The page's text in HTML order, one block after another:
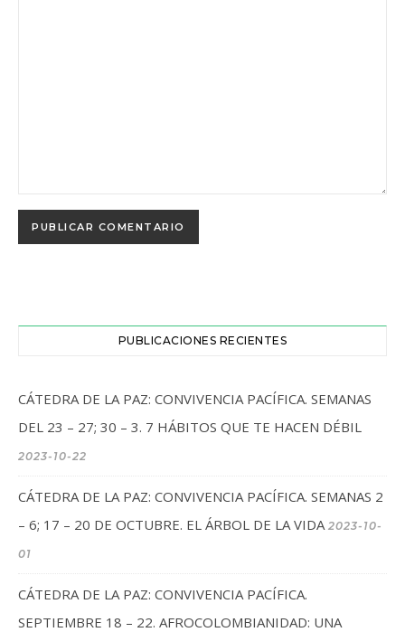
PUBLICACIONES RECIENTES
CÁTEDRA DE LA PAZ: CONVIVENCIA PACÍFICA. SEMANAS
DEL 23 – 27; 30 – 3. 7 HÁBITOS QUE TE HACEN DÉBIL
2023-10-22
CÁTEDRA DE LA PAZ: CONVIVENCIA PACÍFICA. SEMANAS 2
– 6; 17 – 20 DE OCTUBRE. EL ÁRBOL DE LA VIDA 2023-10-
01
CÁTEDRA DE LA PAZ: CONVIVENCIA PACÍFICA.
SEPTIEMBRE 18 – 22. AFROCOLOMBIANIDAD: UNA